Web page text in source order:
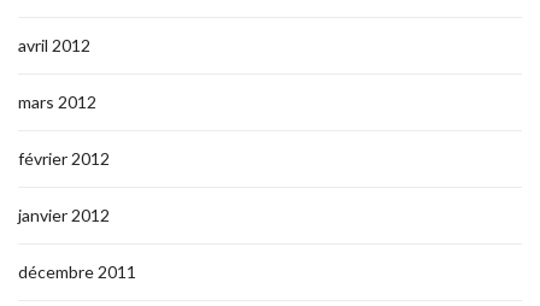
avril 2012
mars 2012
février 2012
janvier 2012
décembre 2011